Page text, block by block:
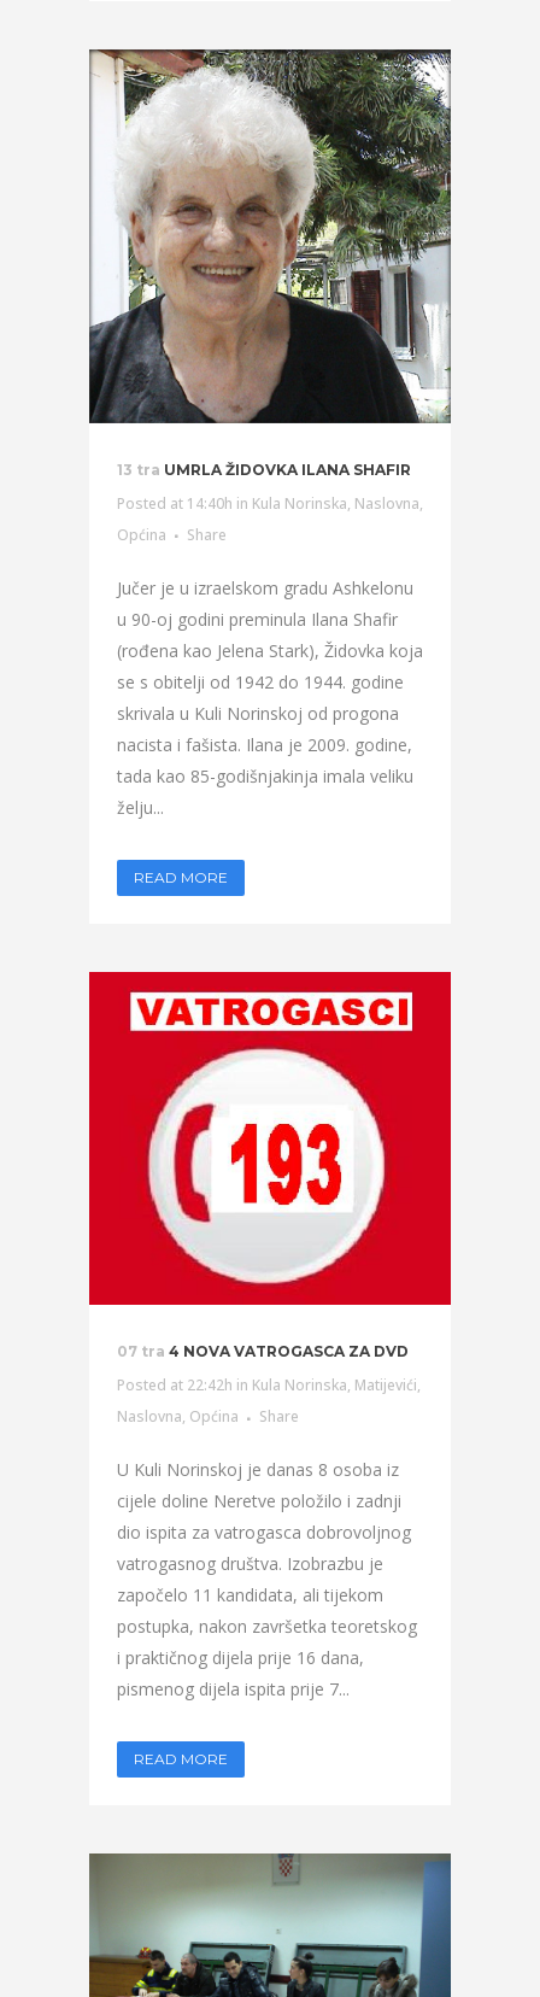
13 tra UMRLA ŽIDOVKA ILANA SHAFIR
Posted at 14:40h in Kula Norinska, Naslovna,
Općina
Share
Jučer je u izraelskom gradu Ashkelonu
u 90-oj godini preminula Ilana Shafir
(rođena kao Jelena Stark), Židovka koja
se s obitelji od 1942 do 1944. godine
skrivala u Kuli Norinskoj od progona
nacista i fašista. Ilana je 2009. godine,
tada kao 85-godišnjakinja imala veliku
želju...
READ MORE
07 tra 4 NOVA VATROGASCA ZA DVD
Posted at 22:42h in Kula Norinska, Matijevići,
Naslovna, Općina Share
U Kuli Norinskoj je danas 8 osoba iz
cijele doline Neretve položilo i zadnji
dio ispita za vatrogasca dobrovoljnog
vatrogasnog društva. Izobrazbu je
započelo 11 kandidata, ali tijekom
postupka, nakon završetka teoretskog
i praktičnog dijela prije 16 dana,
pismenog dijela ispita prije 7...
READ MORE